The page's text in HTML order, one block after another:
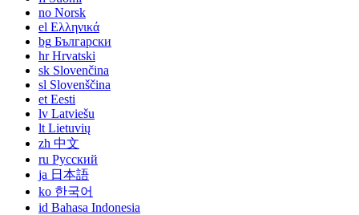
no Norsk
el Ελληνικά
bg Български
hrHrvatski
sk Slovenčina
sl Slovenščina
et Eesti
lv Latviešu
lt Lietuvių
zh 中文
ru Русский
ja 日本語
ko 한국어
id Bahasa Indonesia